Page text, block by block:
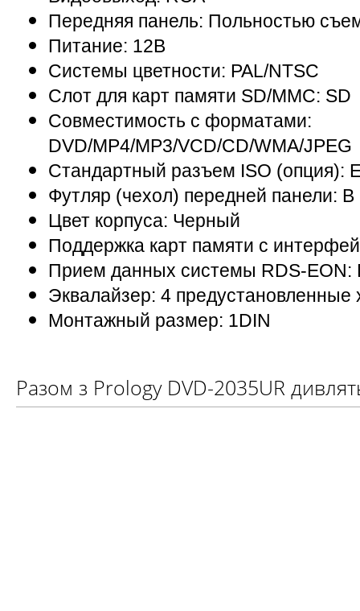
Передняя панель: Польностью
Питание: 12В
Системы цветности: PAL/NTSC
Слот для карт памяти SD/MMC: SD
Совместимость с форматами:
DVD/MP4/MP3/VCD/CD/WMA/JPEG
Стандартный разъем ISO (опция):
Футляр (чехол) передней панели: В
Цвет корпуса: Черный
Поддержка карт памяти с
Прием данных системы RDS-EON:
Эквалайзер: 4 предустановленные
Монтажный размер: 1DIN
Разом з Prology DVD-2035UR